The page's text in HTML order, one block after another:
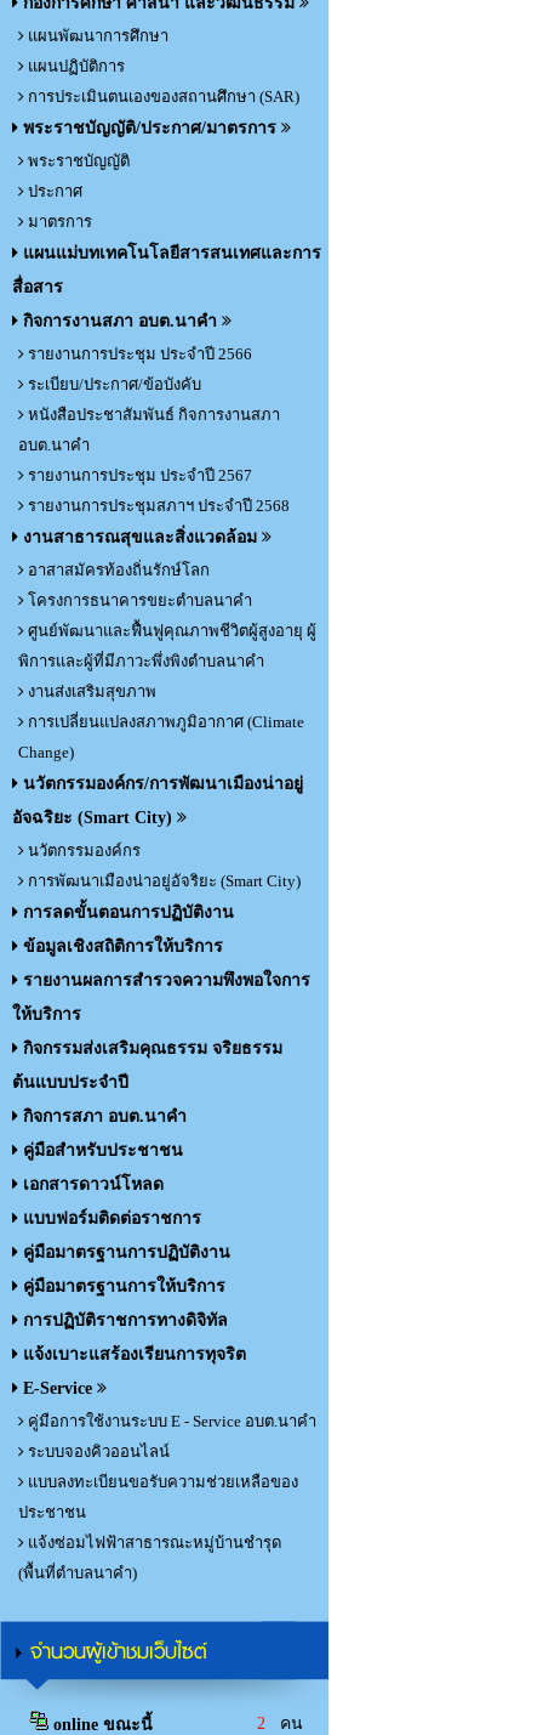
แผนพัฒนาการศึกษา
แผนปฏิบัติการ
การประเมินตนเองของสถานศึกษา (SAR)
พระราชบัญญัติ/ประกาศ/มาตรการ
พระราชบัญญัติ
ประกาศ
มาตรการ
แผนแม่บทเทคโนโลยีสารสนเทศและการ
สื่อสาร
กิจการงานสภา อบต.นาคำ
รายงานการประชุม ประจำปี 2566
ระเบียบ/ประกาศ/ข้อบังคับ
หนังสือประชาสัมพันธ์ กิจการงานสภา
อบต.นาคำ
รายงานการประชุม ประจำปี 2567
รายงานการประชุมสภาฯ ประจำปี 2568
งานสาธารณสุขและสิ่งแวดล้อม
อาสาสมัครท้องถิ่นรักษ์โลก
โครงการธนาคารขยะตำบลนาคำ
ศูนย์พัฒนาและฟื้นฟูคุณภาพชีวิตผู้สูงอายุ ผู้
พิการและผู้ที่มีภาวะพึ่งพิงตำบลนาคำ
งานส่งเสริมสุขภาพ
การเปลี่ยนแปลงสภาพภูมิอากาศ (Climate
Change)
นวัตกรรมองค์กร/การพัฒนาเมืองน่าอยู่
อัจฉริยะ (Smart City)
นวัตกรรมองค์กร
การพัฒนาเมืองน่าอยู่อัจริยะ (Smart City)
การลดขั้นตอนการปฏิบัติงาน
ข้อมูลเชิงสถิติการให้บริการ
รายงานผลการสำรวจความพึงพอใจการ
ให้บริการ
กิจกรรมส่งเสริมคุณธรรม จริยธรรม
ต้นแบบประจำปี
กิจการสภา อบต.นาคำ
คู่มือสำหรับประชาชน
เอกสารดาวน์โหลด
แบบฟอร์มติดต่อราชการ
คู่มือมาตรฐานการปฏิบัติงาน
คู่มือมาตรฐานการให้บริการ
การปฏิบัติราชการทางดิจิทัล
แจ้งเบาะแสร้องเรียนการทุจริต
E-Service
คู่มือการใช้งานระบบ E - Service อบต.นาคำ
ระบบจองคิวออนไลน์
แบบลงทะเบียนขอรับความช่วยเหลือของ
ประชาชน
แจ้งซ่อมไฟฟ้าสาธารณะหมู่บ้านชำรุด
(พื้นที่ตำบลนาคำ)
จำนวนผู้เข้าชมเว็บไซต์
online ขณะนี้ 2 คน